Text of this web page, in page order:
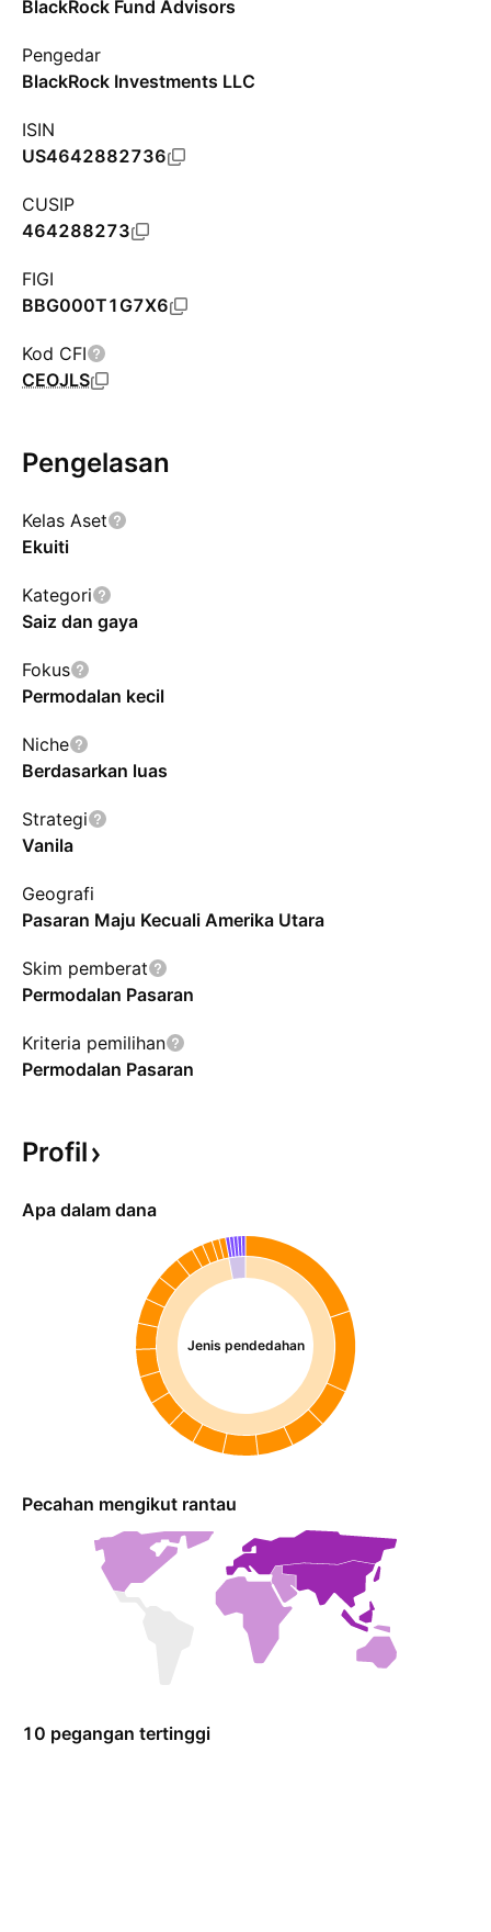
BlackRock Fund Advisors
Pengedar
BlackRock Investments LLC
ISIN
US4642882736
CUSIP
464288273
FIGI
BBG000T1G7X6
Kod CFI
CEOJLS
Pengelasan
Kelas Aset
Ekuiti
Kategori
Saiz dan gaya
Fokus
Permodalan kecil
Niche
Berdasarkan luas
Strategi
Vanila
Geografi
Pasaran Maju Kecuali Amerika Utara
Skim pemberat
Permodalan Pasaran
Kriteria pemilihan
Permodalan Pasaran
Profil
Apa dalam dana
Jenis pendedahan
Pecahan mengikut rantau
10 pegangan tertinggi